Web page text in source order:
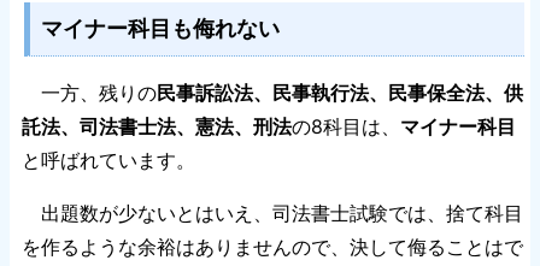
マイナー科目も侮れない
一方、残りの民事訴訟法、民事執行法、民事保全法、供
託法、司法書士法、憲法、刑法の8科目は、 マイナー科目
と呼ばれています。
出題数が少ないとはいえ、司法書士試験では、捨て科目
を作るような余裕はありませんので、決して侮ることはで